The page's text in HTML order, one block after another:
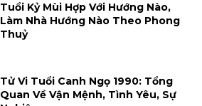
Tuổi Kỷ Mùi Hợp Với Hướng Nào,
Làm Nhà Hướng Nào Theo Phong
Thuỷ
Tử Vi Tuổi Canh Ngọ 1990: Tổng
Quan Về Vận Mệnh, Tình Yêu, Sự